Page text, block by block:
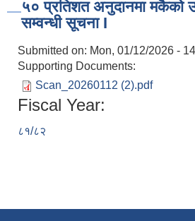
५० प्रतिशत अनुदानमा मकैको
सम्वन्धी सूचना I
Submitted on: Mon, 01/12/2026 -
Supporting Documents:
Scan_20260112 (2).pdf
Fiscal Year:
८१/८२